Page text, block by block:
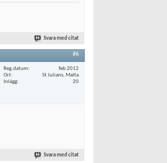
Svara med citat
#6
Reg.datum
feb 2012
Ort
St Julians, Malta
Inlägg
20
Svara med citat